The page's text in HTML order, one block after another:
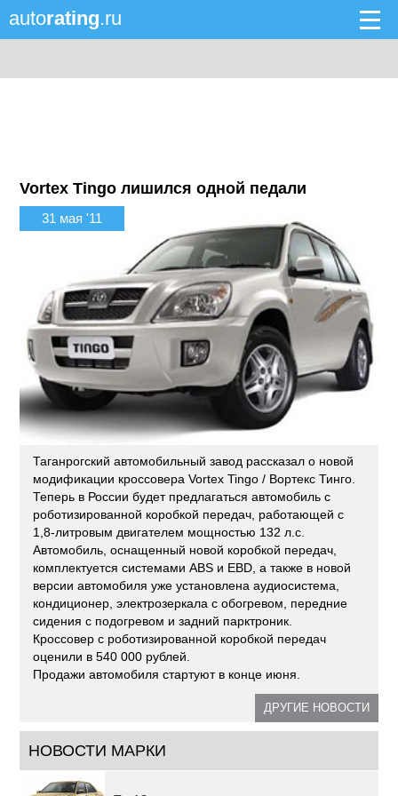
autorating.ru
Vortex Tingo лишился одной педали
31 мая '11
Таганрогский автомобильный завод рассказал о новой
модификации кроссовера Vortex Tingo / Вортекс Тинго.
Теперь в России будет предлагаться автомобиль с
роботизированной коробкой передач, работающей с
1,8-литровым двигателем мощностью 132 л.с.
Автомобиль, оснащенный новой коробкой передач,
комплектуется системами ABS и EBD, а также в новой
версии автомобиля уже установлена аудиосистема,
кондиционер, электрозеркала с обогревом, передние
сидения с подогревом и задний парктроник.
Кроссовер с роботизированной коробкой передач
оценили в 540 000 рублей.
Продажи автомобиля стартуют в конце июня.
ДРУГИЕ НОВОСТИ
НОВОСТИ МАРКИ